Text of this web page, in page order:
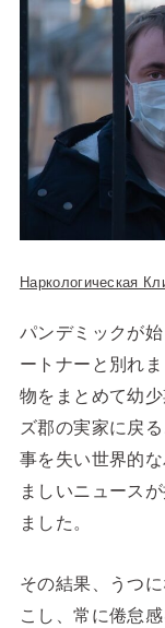
Наркологическая
パンデミックが
ートナーと別れ
物をまとめて幼
ズ郡の実家に戻
事を失い世界的
ましいニュース
ました。
その結果、うつ
こし、常に倦怠